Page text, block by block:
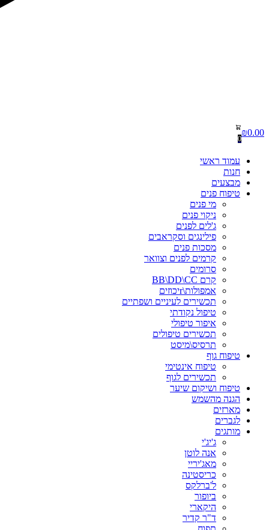
₪0.00
0
עמוד ראשי
חנות
מבצעים
טיפוח פנים
מי פנים
ניקוי פנים
ג'לים לפנים
פילינגים וסקראבים
מסכות פנים
קרמים לפנים וצוואר
סרומים
קרם BB\DD\CC
אמפולות\rיכוזים
תכשירים לעיניים ושפתיים
טיפול נקודתי
איפור טיפולי
תכשירים טיפולים
תרסיס\מיסט
טיפוח גוף
טיפוח אינטימי
תכשירים לגוף
טיפוח ושיקום שיער
הגנה מהשמש
מארזים
לגברים
מותגים
ג'יג'י
אנה לוטן
מאג'יריי
כריסטינה
ל'ברלקס
ביופור
היקארי
ד"ר קדיר